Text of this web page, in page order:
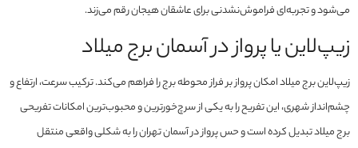
می‌شود و تجربه‌ای فراموش‌نشدنی برای عاشقان هیجان رقم می‌زند.
زیپ‌لاین یا پرواز در آسمان برج میلاد
زیپ‌لاین برج میلاد امکان پرواز بر فراز محوطه برج را فراهم می‌کند. ترکیب سرعت، ارتفاع و
چشم‌انداز شهری، این تفریح را به یکی از سرچ‌خورترین و محبوب‌ترین امکانات تفریحی
برج میلاد تبدیل کرده است و حس پرواز در آسمان تهران را به شکلی واقعی منتقل